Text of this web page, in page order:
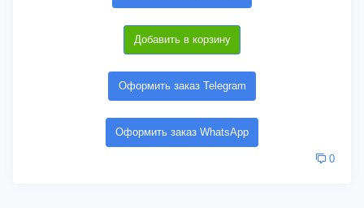
Добавить в корзину
Оформить заказ Telegram
Оформить заказ WhatsApp
0